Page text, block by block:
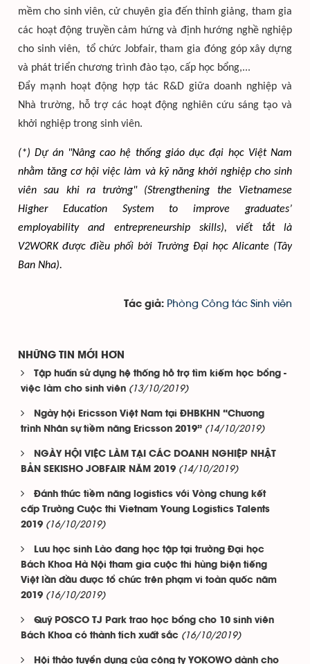
mềm cho sinh viên, cử chuyên gia đến thỉnh giảng, tham gia
các hoạt động truyền cảm hứng và định hướng nghề nghiệp
cho sinh viên, tổ chức Jobfair, tham gia đóng góp xây dựng
và phát triển chương trình đào tạo, cấp học bổng,...
Đẩy mạnh hoạt động hợp tác R&D giữa doanh nghiệp và
Nhà trường, hỗ trợ các hoạt động nghiên cứu sáng tạo và
khởi nghiệp trong sinh viên.
(*) Dự án "Nâng cao hệ thống giáo dục đại học Việt Nam
nhằm tăng cơ hội việc làm và kỹ năng khởi nghiệp cho sinh
viên sau khi ra trường" (Strengthening the Vietnamese
Higher Education System to improve graduates’
employability and entrepreneurship skills), viết tắt là
V2WORK được điều phối bởi Trường Đại học Alicante (Tây
Ban Nha).
Tác giả: Phòng Công tác Sinh viên
NHỮNG TIN MỚI HƠN
Tập huấn sử dụng hệ thống hỗ trợ tìm kiếm học bổng -
việc làm cho sinh viên (13/10/2019)
Ngày hội Ericsson Việt Nam tại ĐHBKHN “Chương
trình Nhân sự tiềm năng Ericsson 2019” (14/10/2019)
NGÀY HỘI VIỆC LÀM TẠI CÁC DOANH NGHIỆP NHẬT
BẢN SEKISHO JOBFAIR NĂM 2019 (14/10/2019)
Đánh thức tiềm năng logistics với Vòng chung kết
cấp Trường Cuộc thi Vietnam Young Logistics Talents
2019 (16/10/2019)
Lưu học sinh Lào đang học tập tại trường Đại học
Bách Khoa Hà Nội tham gia cuộc thi hùng biện tiếng
Việt lần đầu được tổ chức trên phạm vi toàn quốc năm
2019 (16/10/2019)
Quỹ POSCO TJ Park trao học bổng cho 10 sinh viên
Bách Khoa có thành tích xuất sắc (16/10/2019)
Hội thảo tuyển dụng của công ty YOKOWO dành cho